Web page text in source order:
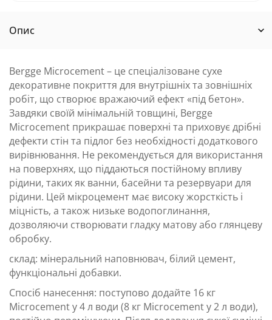
Опис
Bergge Microcement – це спеціалізоване сухе
декоративне покриття для внутрішніх та зовнішніх
робіт, що створює вражаючий ефект «під бетон».
Завдяки своїй мінімальній товщині, Bergge
Microcement прикрашає поверхні та приховує дрібні
дефекти стін та підлог без необхідності додаткового
вирівнювання. Не рекомендується для використання
на поверхнях, що піддаються постійному впливу
рідини, таких як ванни, басейни та резервуари для
рідини. Цей мікроцемент має високу жорсткість і
міцність, а також низьке водопоглинання,
дозволяючи створювати гладку матову або глянцеву
обробку.
склад: мінеральний наповнювач, білий цемент,
функціональні добавки.
Спосіб нанесення: поступово додайте 16 кг
Microcement у 4 л води (8 кг Microcement у 2 л води),